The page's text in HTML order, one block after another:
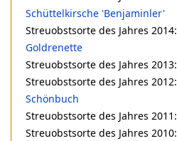
Schüttelkirsche 'Benjaminler'
Streuobstsorte des Jahres 2014:
Goldrenette
Streuobstsorte des Jahres 2013:
Streuobstsorte des Jahres 2012:
Schönbuch
Streuobstsorte des Jahres 2011:
Streuobstsorte des Jahres 2010: